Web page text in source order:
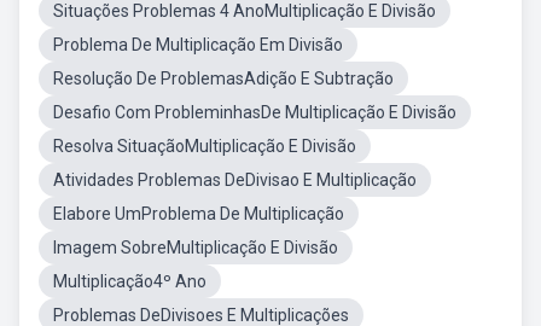
Situações Problemas 4 AnoMultiplicação E Divisão
Problema De Multiplicação Em Divisão
Resolução De ProblemasAdição E Subtração
Desafio Com ProbleminhasDe Multiplicação E Divisão
Resolva SituaçãoMultiplicação E Divisão
Atividades Problemas DeDivisao E Multiplicação
Elabore UmProblema De Multiplicação
Imagem SobreMultiplicação E Divisão
Multiplicação4º Ano
Problemas DeDivisoes E Multiplicações